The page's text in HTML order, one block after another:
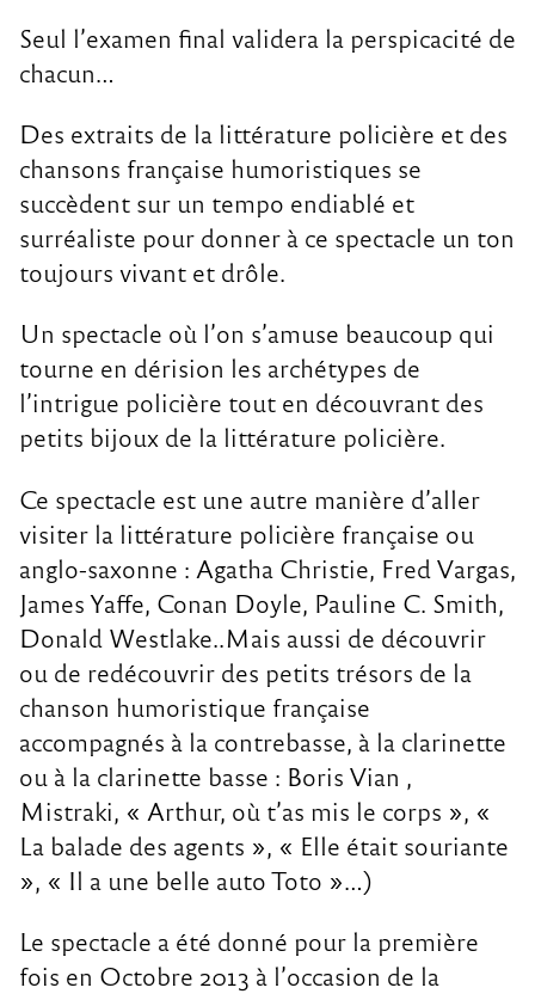
Seul l’examen final validera la perspicacité de
chacun…
Des extraits de la littérature policière et des
chansons française humoristiques se
succèdent sur un tempo endiablé et
surréaliste pour donner à ce spectacle un ton
toujours vivant et drôle.
Un spectacle où l’on s’amuse beaucoup qui
tourne en dérision les archétypes de
l’intrigue policière tout en découvrant des
petits bijoux de la littérature policière.
Ce spectacle est une autre manière d’aller
visiter la littérature policière française ou
anglo-saxonne : Agatha Christie, Fred Vargas,
James Yaffe, Conan Doyle, Pauline C. Smith,
Donald Westlake..Mais aussi de découvrir
ou de redécouvrir des petits trésors de la
chanson humoristique française
accompagnés à la contrebasse, à la clarinette
ou à la clarinette basse : Boris Vian ,
Mistraki, « Arthur, où t’as mis le corps », «
La balade des agents », « Elle était souriante
», « Il a une belle auto Toto »…)
Le spectacle a été donné pour la première
fois en Octobre 2013 à l’occasion de la